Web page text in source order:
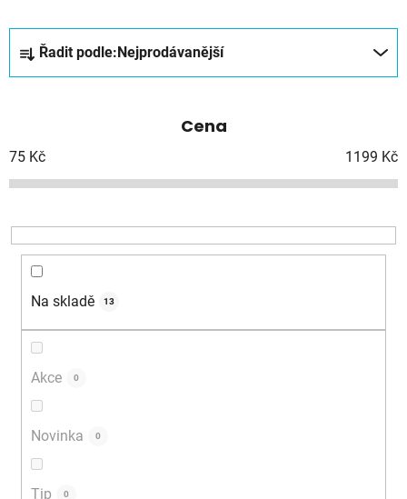
Ř
a
z
í
p
o
d
Řadit podle: Nejprodávanější
Cena
75 Kč 1199 Kč
Na skladě 13
Akce 0
Novinka 0
Tip 0